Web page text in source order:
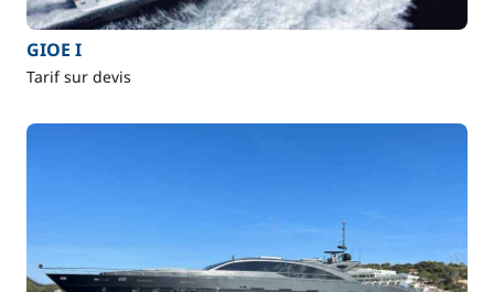
GIOE I
Tarif sur devis